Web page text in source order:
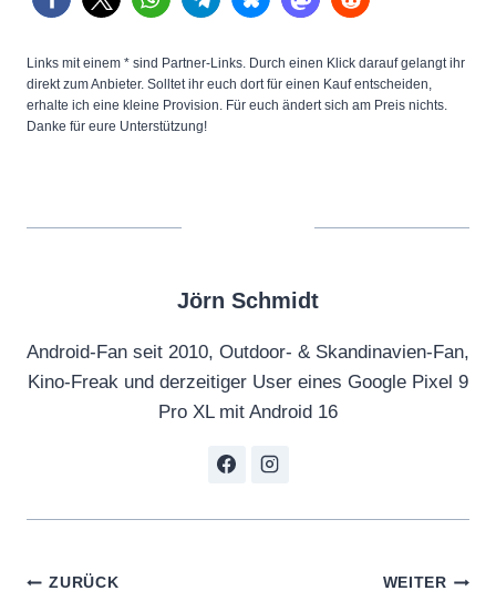
Links mit einem * sind Partner-Links. Durch einen Klick darauf gelangt ihr
direkt zum Anbieter. Solltet ihr euch dort für einen Kauf entscheiden,
erhalte ich eine kleine Provision. Für euch ändert sich am Preis nichts.
Danke für eure Unterstützung!
Jörn Schmidt
Android-Fan seit 2010, Outdoor- & Skandinavien-Fan,
Kino-Freak und derzeitiger User eines Google Pixel 9
Pro XL mit Android 16
Beitragsnavigation
ZURÜCK WEITER